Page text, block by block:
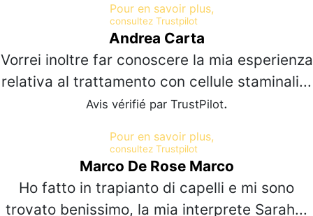
Pour en savoir plus,
consultez Trustpilot
Andrea Carta
Vorrei inoltre far conoscere la mia esperienza
relativa al trattamento con cellule staminali...
Avis vérifié par TrustPilot.
Pour en savoir plus,
consultez Trustpilot
Marco De Rose Marco
Ho fatto in trapianto di capelli e mi sono
trovato benissimo, la mia interprete Sarah...